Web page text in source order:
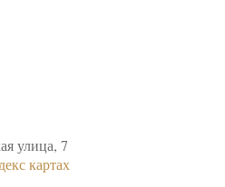
улица, 7
картах